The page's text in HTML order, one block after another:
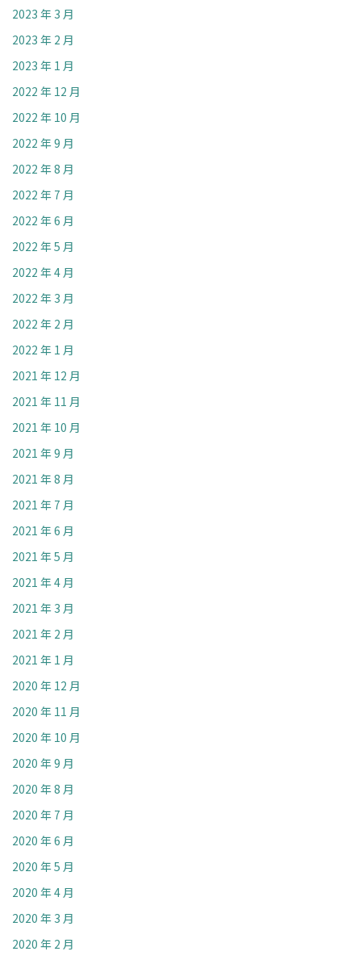
2023 年 3 月
2023 年 2 月
2023 年 1 月
2022 年 12 月
2022 年 10 月
2022 年 9 月
2022 年 8 月
2022 年 7 月
2022 年 6 月
2022 年 5 月
2022 年 4 月
2022 年 3 月
2022 年 2 月
2022 年 1 月
2021 年 12 月
2021 年 11 月
2021 年 10 月
2021 年 9 月
2021 年 8 月
2021 年 7 月
2021 年 6 月
2021 年 5 月
2021 年 4 月
2021 年 3 月
2021 年 2 月
2021 年 1 月
2020 年 12 月
2020 年 11 月
2020 年 10 月
2020 年 9 月
2020 年 8 月
2020 年 7 月
2020 年 6 月
2020 年 5 月
2020 年 4 月
2020 年 3 月
2020 年 2 月